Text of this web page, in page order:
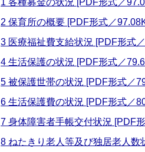
1 各種募金の状況 [PDF形式／
2 保育所の概要 [PDF形式／
3 医療福祉費支給状況 [PDF形式
4 生活保護の状況 [PDF形式／
5 被保護世帯の状況 [PDF形式／
6 生活保護費の状況 [PDF形式／
7 身体障害者手帳交付状況 [PDF
8 ねたきり老人等及び独居老人数